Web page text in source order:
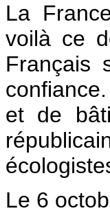
La
voilà ce
Français
et de
Le 6